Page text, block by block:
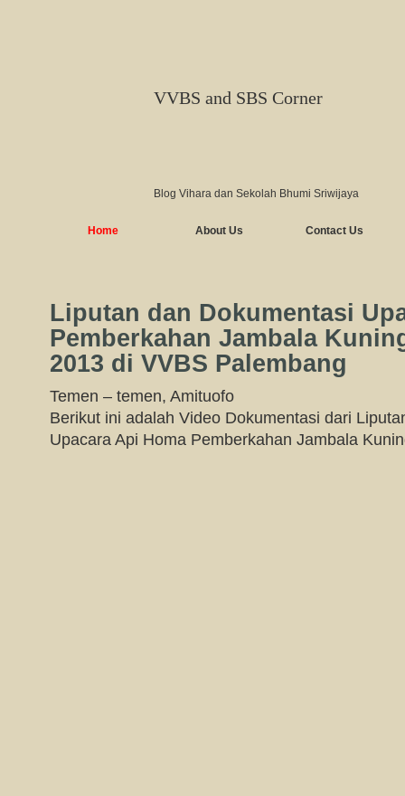
VVBS and SBS Corner
Blog Vihara dan Sekolah Bhumi Sriwijaya
Home About Us Contact Us
Liputan dan Dokumentasi
Pemberkahan Jambala
2013 di VVBS Palembang
Temen – temen, Amituofo
Berikut ini adalah Video Dokumentasi dari
Upacara Api Homa Pemberkahan Jambala